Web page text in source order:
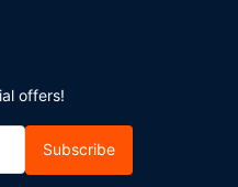
offers!
Subscribe